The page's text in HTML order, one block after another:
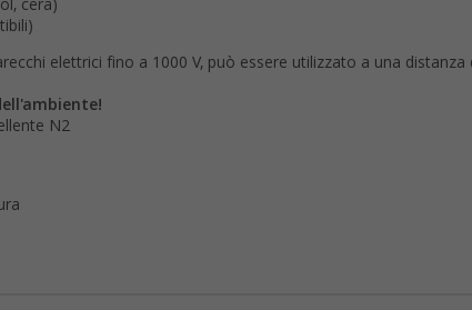
cera)
elettrici fino a 1000 V, può essere utilizzato a una distanza
N2